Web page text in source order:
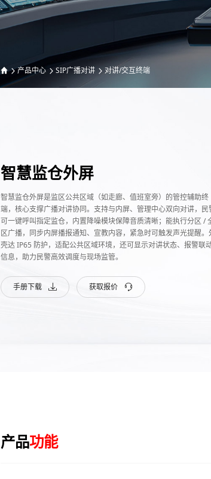
产品中心 SIP广播对讲 对讲/交互终端
智慧监仓外屏
智慧监仓外屏是监区公共区域（如走廊、值班室旁）的管控辅助终
端，核心支撑广播对讲协同。支持与内屏、管理中心双向对讲，民
可一键呼叫指定监仓，内置降噪模块保障音质清晰；能执行分区 /
区广播，同步内屏播报通知、宣教内容，紧急时可触发声光提醒。
壳达 IP65 防护，适配公共区域环境，还可显示对讲状态、报警联
信息，助力民警高效调度与现场监管。
手册下载 获取报价
产品功能